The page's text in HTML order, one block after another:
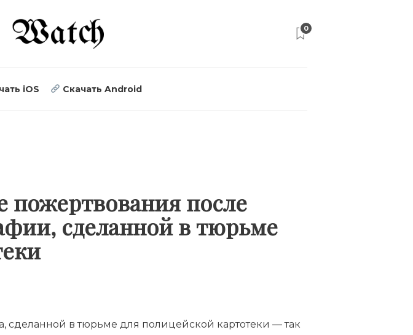
0
iOS Скачать Android
пожертвования после
сделанной в тюрьме
в тюрьме для полицейской картотеки — так